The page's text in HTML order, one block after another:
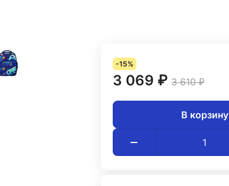
-15%
3 069 ₽ 3 610 ₽
В корзину